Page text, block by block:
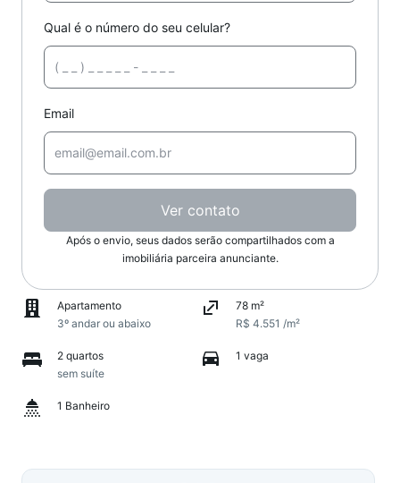
Qual é o número do seu celular?
Email
Ver contato
Após o envio, seus dados serão compartilhados com a
imobiliária parceira anunciante.
Apartamento
3º andar ou abaixo
78 m²
R$ 4.551 /m²
2 quartos
sem suíte
1 vaga
1 Banheiro